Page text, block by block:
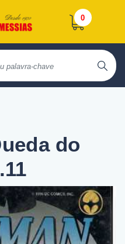
0
do